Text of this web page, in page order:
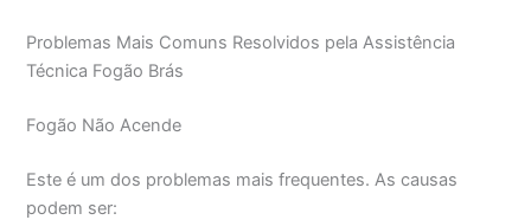
Problemas Mais Comuns Resolvidos pela Assistência
Técnica Fogão Brás
Fogão Não Acende
Este é um dos problemas mais frequentes. As causas
podem ser: